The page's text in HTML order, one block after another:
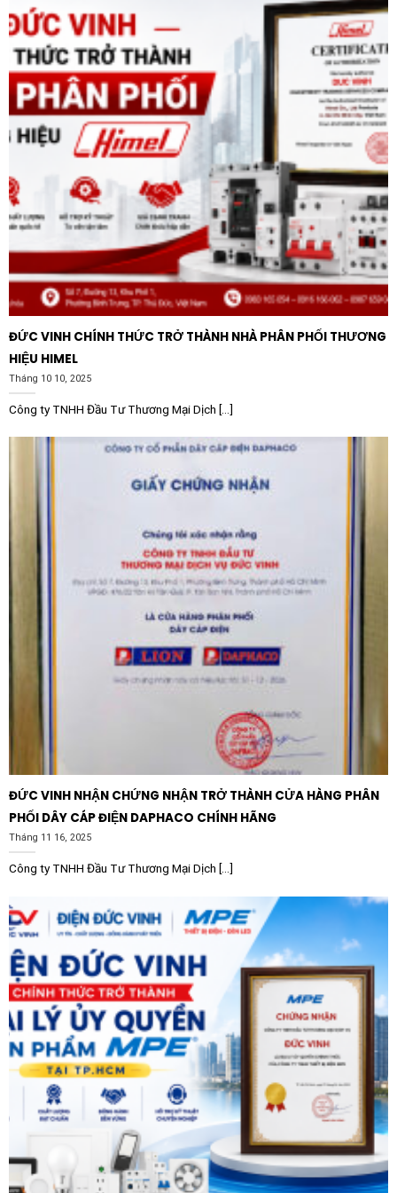
lên bề mặt trần bê tông hoặc trần cứng. Điều này giúp
tiết kiệm thời gian thi công và phù hợp với cả những
công trình cải tạo hoặc không gian không có trần giả.
<\li><\strong>Ánh sáng đồng nhất: Nhờ tấm dẫn sáng
chất lượng cao, ánh sáng từ các chip LED được phân
bổ đều khắp bề mặt đèn, loại bỏ hiện tượng điểm chói
hoặc vùng tối cục bộ. Nguồn sáng êm dịu giúp bảo vệ
thị lực và tạo cảm giác dễ chịu cho không gian làm
<\li><\strong>Độ bền vượt trội: Vỏ đèn được làm từ
vật liệu nhôm và nhựa cao cấp, có khả năng chống oxy
hóa và tản nhiệt hiệu quả. Tuổi thọ của đèn đạt mức
ấn tượng, giúp người dùng yên tâm sử dụng trong
nhiều năm mà không lo lắng về vấn đề bảo trì hay thay
thế.
<\h2>Lợi ích kinh tế và môi trường
<\p>Việc đầu tư vào Đèn Panel nổi cảm biến
LEDVANCE Surface 674 Sensor mang lại giá trị kép về
mặt tài chính và trách nhiệm với môi trường. Trong các
tòa nhà văn phòng hay chung cư, chi phí chiếu sáng
hành lang và khu vực chung thường chiếm tỷ trọng lớn
trong hóa đơn tiền điện. Với khả năng tự quản lý thời
gian chiếu sáng, sản phẩm này là một khoản đầu tư
thông minh có thời gian hoàn vốn nhanh chóng.
<\p>Bên cạnh đó, LEDVANCE luôn cam kết hướng tới
sự bền vững. Sản phẩm không chứa thủy ngân hay các
chất độc hại, đạt các tiêu chuẩn an toàn quang sinh
trực tiếp góp phần giảm phát thải khí nhà kính, giúp
công trình của bạn trở nên thân thiện hơn với môi
trường và đạt được các chứng chỉ xanh nếu cần thiết.
<\h2>Ứng dụng thực tế đa dạng của Đèn Panel nổi
cảm biến LEDVANCE Surface 674 Sensor
<\p>Nhờ sự linh hoạt trong lắp đặt và tính thông minh
Surface 674 Sensor phù hợp cho rất nhiều không gian
khác nhau:
<\ul>
<\li><\strong>Hành lang và cầu thang: Đây là những
khu vực lưu thông chính nhưng không cần chiếu sáng
liên tục. Đèn sẽ tự động bật sáng khi có người di
chuyển, đảm bảo an toàn và thuận tiện.
<\li><\strong>Khu vực vệ sinh và phòng thay đồ: Thay
vì phải tìm công tắc trong bóng tối, cảm biến sẽ kích
hoạt ánh sáng ngay lập tức, mang lại cảm giác hiện đại
và sạch sẽ.
ĐỨC VINH CHÍNH THỨC TRỞ THÀNH NHÀ PHÂN PHỐI THƯƠNG
HIỆU HIMEL
Tháng 10 10, 2025
Công ty TNHH Đầu Tư Thương Mại Dịch [...]
ĐỨC VINH NHẬN CHỨNG NHẬN TRỞ THÀNH CỬA HÀNG PHÂN
PHỐI DÂY CÁP ĐIỆN DAPHACO CHÍNH HÃNG
Tháng 11 16, 2025
Công ty TNHH Đầu Tư Thương Mại Dịch [...]